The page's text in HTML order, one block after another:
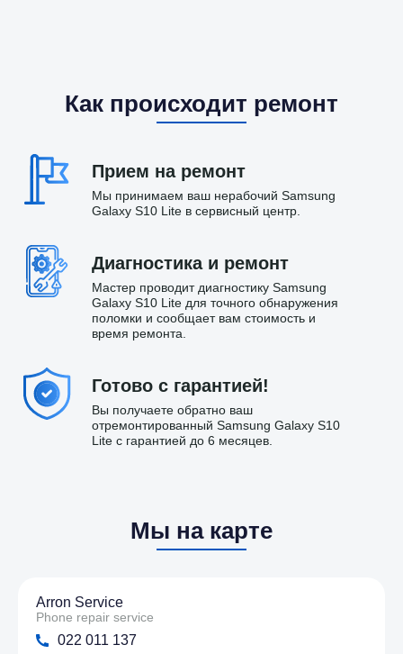
Как происходит ремонт
Прием на ремонт
Мы принимаем ваш нерабочий Samsung
Galaxy S10 Lite в сервисный центр.
Диагностика и ремонт
Мастер проводит диагностику Samsung
Galaxy S10 Lite для точного обнаружения
поломки и сообщает вам стоимость и
время ремонта.
Готово с гарантией!
Вы получаете обратно ваш
отремонтированный Samsung Galaxy S10
Lite с гарантией до 6 месяцев.
Мы на карте
Arron Service
Phone repair service
022 011 137